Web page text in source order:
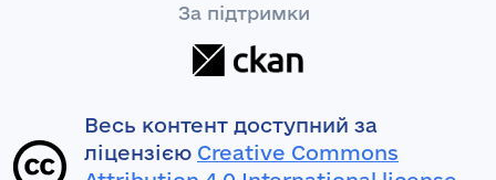
За підтримки
Весь контент доступний за
ліцензією Creative Commons